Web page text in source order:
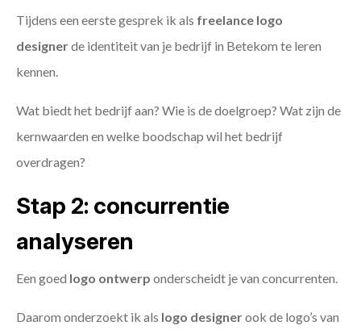
Tijdens een eerste gesprek ik als freelance logo
designerde identiteit van je bedrijf in Betekom te leren
kennen.
Wat biedt het bedrijf aan? Wie is de doelgroep? Wat zijn de
kernwaarden en welke boodschap wil het bedrijf
overdragen?
Stap 2: concurrentie
analyseren
Een goed logo ontwerp onderscheidt je van concurrenten.
Daarom onderzoekt ik als logo designerook de logo’s van